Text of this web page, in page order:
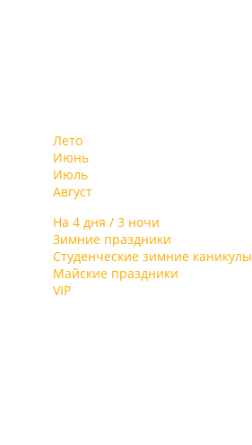
Лето
Июнь
Июль
Август
На 4 дня / 3 ночи
Зимние праздники
Студенческие зимние каникулы
Майские праздники
VIP